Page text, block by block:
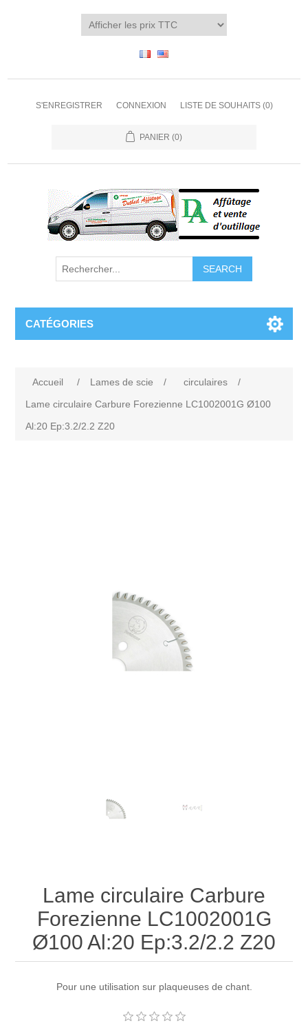
S'ENREGISTRER CONNEXION LISTE DE SOUHAITS (0)
PANIER (0)
CATÉGORIES
Accueil / Lames de scie / circulaires
/
Lame circulaire Carbure Forezienne LC1002001G Ø100
Al:20 Ep:3.2/2.2 Z20
Lame circulaire Carbure
Forezienne LC1002001G
Ø100 Al:20 Ep:3.2/2.2 Z20
Pour une utilisation sur plaqueuses de chant.